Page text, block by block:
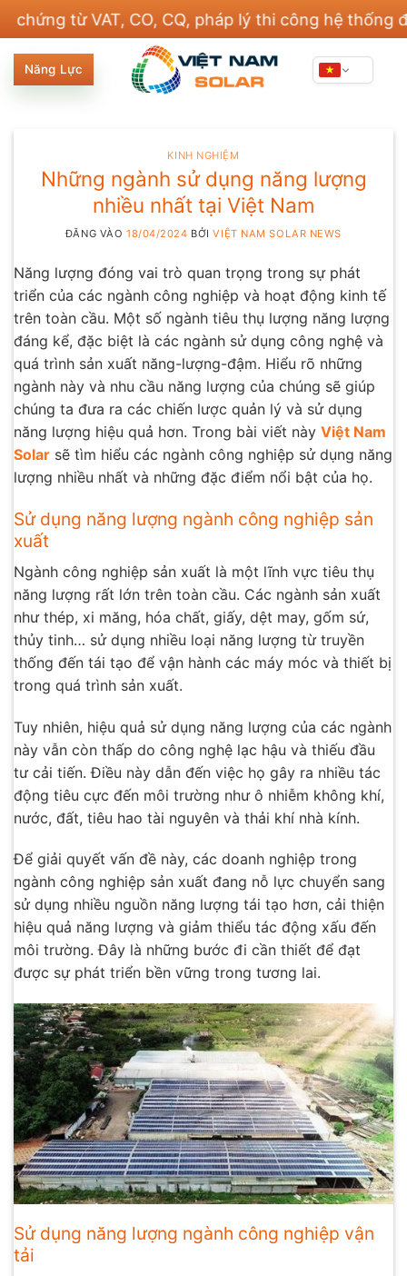
nội
dung
VAT, CO, CQ, pháp lý thi công hệ thống điện và
Năng Lực
KINH NGHIỆM
Những ngành sử dụng năng lượng
nhiều nhất tại Việt Nam
ĐĂNG VÀO 18/04/2024 BỞIVIỆT NAM SOLAR NEWS
Năng lượng đóng vai trò quan trọng trong sự phát
triển của các ngành công nghiệp và hoạt động kinh tế
trên toàn cầu. Một số ngành tiêu thụ lượng năng lượng
đáng kể, đặc biệt là các ngành sử dụng công nghệ và
quá trình sản xuất năng-lượng-đậm. Hiểu rõ những
ngành này và nhu cầu năng lượng của chúng sẽ giúp
chúng ta đưa ra các chiến lược quản lý và sử dụng
năng lượng hiệu quả hơn. Trong bài viết này Việt Nam
Solar sẽ tìm hiểu các ngành công nghiệp sử dụng năng
lượng nhiều nhất và những đặc điểm nổi bật của họ.
Sử dụng năng lượng ngành công nghiệp sản
xuất
Ngành công nghiệp sản xuất là một lĩnh vực tiêu thụ
năng lượng rất lớn trên toàn cầu. Các ngành sản xuất
như thép, xi măng, hóa chất, giấy, dệt may, gốm sứ,
thủy tinh… sử dụng nhiều loại năng lượng từ truyền
thống đến tái tạo để vận hành các máy móc và thiết bị
trong quá trình sản xuất.
Tuy nhiên, hiệu quả sử dụng năng lượng của các ngành
này vẫn còn thấp do công nghệ lạc hậu và thiếu đầu
tư cải tiến. Điều này dẫn đến việc họ gây ra nhiều tác
động tiêu cực đến môi trường như ô nhiễm không khí,
nước, đất, tiêu hao tài nguyên và thải khí nhà kính.
Để giải quyết vấn đề này, các doanh nghiệp trong
ngành công nghiệp sản xuất đang nỗ lực chuyển sang
sử dụng nhiều nguồn năng lượng tái tạo hơn, cải thiện
hiệu quả năng lượng và giảm thiểu tác động xấu đến
môi trường. Đây là những bước đi cần thiết để đạt
được sự phát triển bền vững trong tương lai.
Sử dụng năng lượng ngành công nghiệp vận
tải